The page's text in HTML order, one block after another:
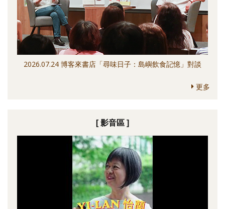
2026.07.24 博客來書店「尋味日子：島嶼飲食記憶」對談
更多
[ 影音區 ]